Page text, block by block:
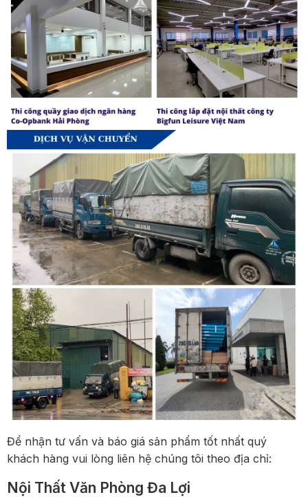
Để nhận tư vấn và báo giá sản phẩm tốt nhất quý
khách hàng vui lòng liên hệ chúng tôi theo địa chỉ:
Nội Thất Văn Phòng Đa Lợi